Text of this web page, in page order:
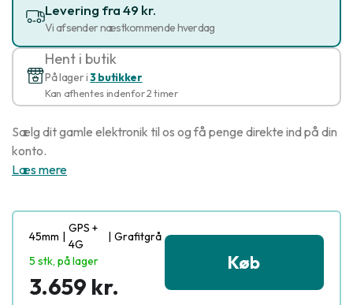
Levering fra 49 kr.
Vi afsender næstkommende hverdag
Hent i butik
På lager i3 butikker
Kan afhentes indenfor 2 timer
Sælg dit gamle elektronik til os og få penge direkte ind på din
konto.
Læs mere
45mm |
GPS +
4G
| Grafitgrå
5 stk, på lager
3.659 kr.
Køb